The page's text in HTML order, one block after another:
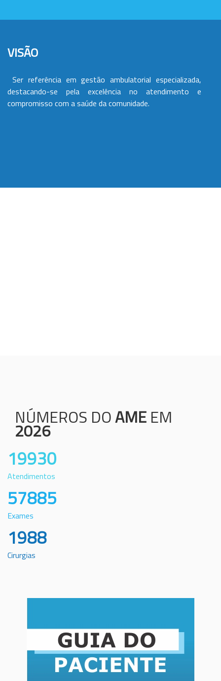
VISÃO
Ser referência em gestão ambulatorial especializada,
destacando-se pela excelência no atendimento e
compromisso com a saúde da comunidade.
NÚMEROS DOAME EM
2026
19930
Atendimentos
57885
Exames
1988
Cirurgias